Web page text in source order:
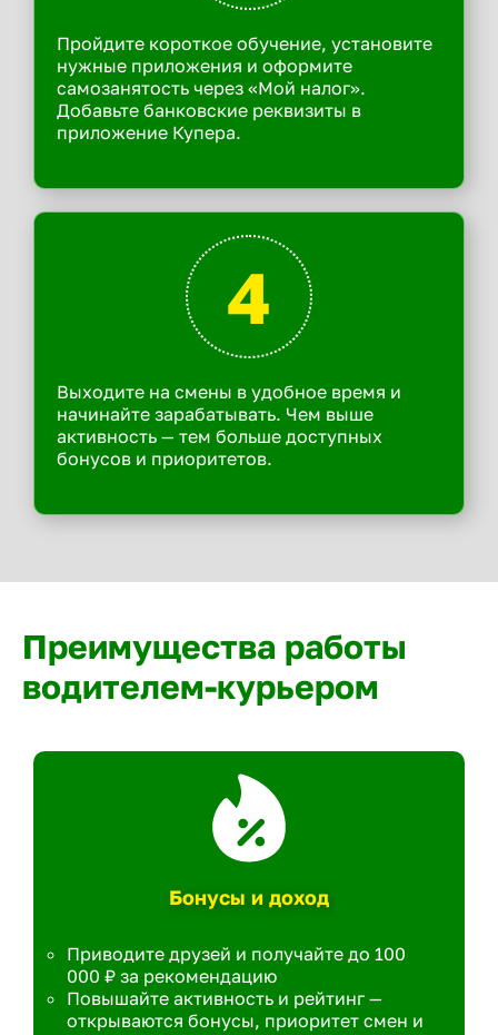
Пройдите короткое обучение, установите
нужные приложения и оформите
самозанятость через «Мой налог».
Добавьте банковские реквизиты в
приложение Купера.
4
Выходите на смены в удобное время и
начинайте зарабатывать. Чем выше
активность — тем больше доступных
бонусов и приоритетов.
Преимущества работы
водителем-курьером
Бонусы и доход
Приводите друзей и получайте до 100
000 ₽ за рекомендацию
Повышайте активность и рейтинг —
открываются бонусы, приоритет смен и